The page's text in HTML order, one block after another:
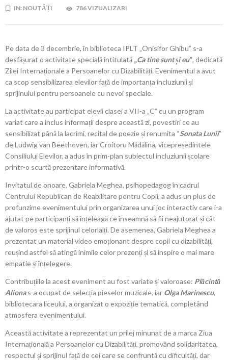
IN: NOUTĂȚI 786 VIZUALIZARI
Pe data de 3 decembrie, în biblioteca IPLT „Onisifor Ghibu” s-a
desfășurat o activitate specială intitulată „Ca tine sunt și eu”, dedicată
Zilei Internaționale a Persoanelor cu Dizabilități. Evenimentul a avut
ca scop sensibilizarea elevilor față de importanța incluziunii și
sprijinului pentru persoanele cu nevoi speciale.
La activitate au participat elevii clasei a VII-a „C” cu un program
variat care a inclus informații despre această zi, povestiri ce au
sensibilizat până la lacrimi, recital de poezie și renumita “Sonata Lunii”
de Ludwig van Beethoven, iar Croitoru Mădălina, vicepreședintele
Consiliului Elevilor, a adus în prim-plan subiectul incluziunii școlare
printr-o scurtă prezentare informativă.
Invitatul de onoare, Gabriela Meghea, psihopedagog în cadrul
Centrului Republican de Reabilitare pentru Copii, a adus un plus de
profunzime evenimentului prin organizarea unui joc interactiv care i-a
ajutat pe participanți să înțeleagă ce înseamnă să fii neajutorat și cât
de valoros este sprijinul celorlalți. De asemenea, Gabriela Meghea a
prezentat un material video emoționant despre copii cu dizabilități,
reușind astfel să atingă inimile celor prezenți și să inspire o mai mare
empatie și înțelegere.
Contribuțiile la acest eveniment au fost variate și valoroase: Plăcintă
Alionas-a ocupat de selecția pieselor muzicale, iar Olga Marinescu,
bibliotecara liceului, a organizat o expoziție tematică, completând
atmosfera evenimentului.
Această activitate a reprezentat un prilej minunat de a marca Ziua
Internațională a Persoanelor cu Dizabilități, promovând solidaritatea,
respectul și sprijinul față de cei care se confruntă cu dificultăți, dar